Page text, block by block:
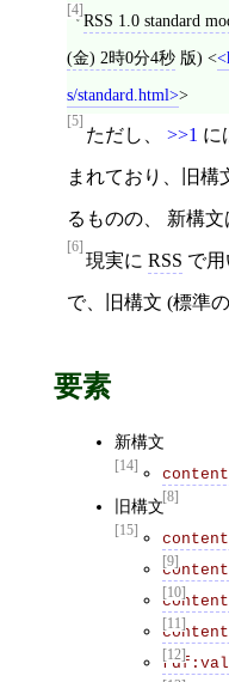
[4]
RSS 1.0 standard
(金) 2時0分4秒 版) <
s/standard.html >
[5]
ただし、 >>1 に
まれており、旧構
るものの、 新構文
[6]
現実に RSS で
で、旧構文 (標準
要素
[14]
新構文
[8]
[15]
旧構文
[9]
[10]
[11]
[12]